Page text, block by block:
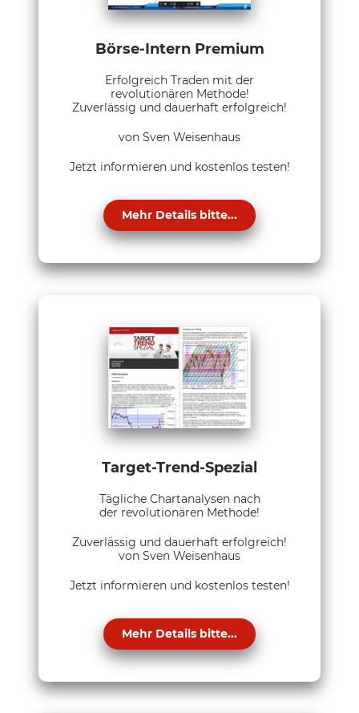
Börse-Intern Premium
Erfolgreich Traden mit der
revolutionären Methode!
Zuverlässig und dauerhaft erfolgreich!
von Sven Weisenhaus
Jetzt informieren und kostenlos testen!
Mehr Details bitte...
Target-Trend-Spezial
Tägliche Chartanalysen nach
der revolutionären Methode!
Zuverlässig und dauerhaft erfolgreich!
von Sven Weisenhaus
Jetzt informieren und kostenlos testen!
Mehr Details bitte...